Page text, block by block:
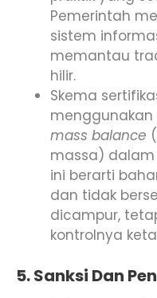
Pemerintah
sistem
memantau
hilir.
Skema
mass balance
massa)
ini berarti
dan tidak
dicampur,
kontrolnya
5. Sanksi Dan